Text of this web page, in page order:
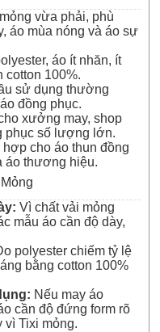
vừa phải, phù
áo mùa nóng và áo sự
áo ít nhăn, ít
cotton 100%.
sử dụng thường
đồng phục.
xưởng may, shop
phục số lượng lớn.
hợp cho áo thun đồng
áo thương hiệu.
Vì chất vải mỏng
mẫu áo cần độ dày,
polyester chiếm tỷ lệ
bằng cotton 100%
Nếu may áo
cần độ đứng form rõ
vì Tixi mỏng.